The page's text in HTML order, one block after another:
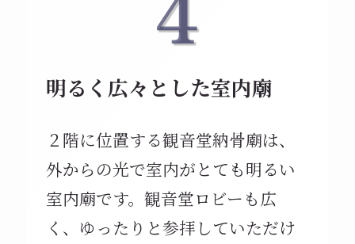
明るく広々とした室内廟
２階に位置する観音堂納骨廟は、
外からの光で室内がとても明るい
室内廟です。観音堂ロビーも広
く、ゆったりと参拝していただけ